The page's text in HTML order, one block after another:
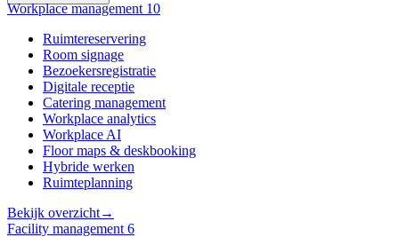
Workplace management 10
Ruimtereservering
Room signage
Bezoekersregistratie
Digitale receptie
Catering management
Workplace analytics
Workplace AI
Floor maps & deskbooking
Hybride werken
Ruimteplanning
Bekijk overzicht→
Facility management 6